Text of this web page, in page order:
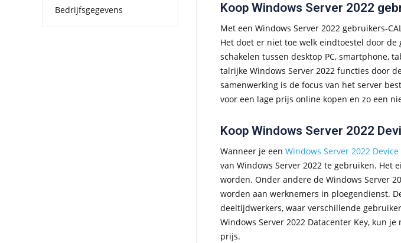
Bedrijfsgegevens
Koop Windows Server 2022
Met een Windows Server 2022 gebruikers-
Het doet er niet toe welk eindtoestel door
schakelen tussen desktop PC, smartphone,
talrijke Windows Server 2022 functies door
samenwerking is de focus van het server
voor een lage prijs online kopen en zo een
Koop Windows Server 2022
Wanneer je een Windows Server 2022 Device
van Windows Server 2022 te gebruiken.
worden. Onder andere de Windows Server
worden aan werknemers in ploegendienst.
deeltijdwerkers, waar verschillende
Windows Server 2022 Datacenter Key, kun
prijs.